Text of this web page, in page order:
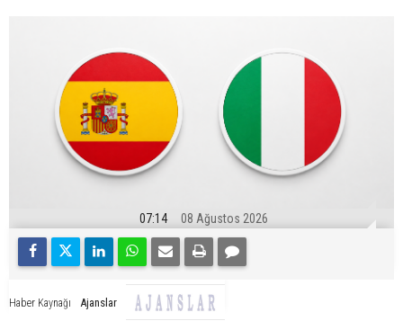
07:14 08 Ağustos 2026
Haber Kaynağı Ajanslar